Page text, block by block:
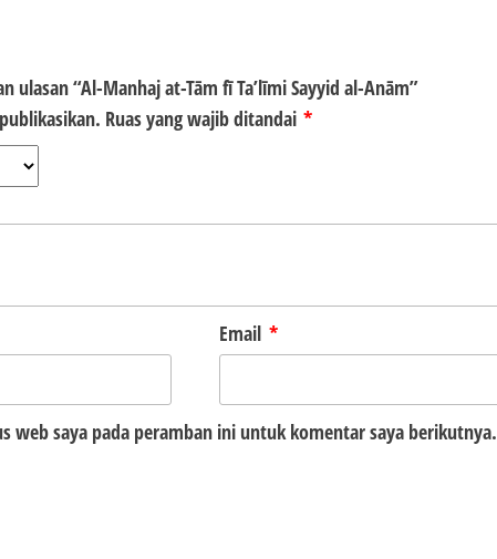
ulasan “Al-Manhaj at-Tām fī Ta’līmi Sayyid al-Anām”
Ruas yang wajib ditandai *
Email *
web saya pada peramban ini untuk komentar saya berikutnya.